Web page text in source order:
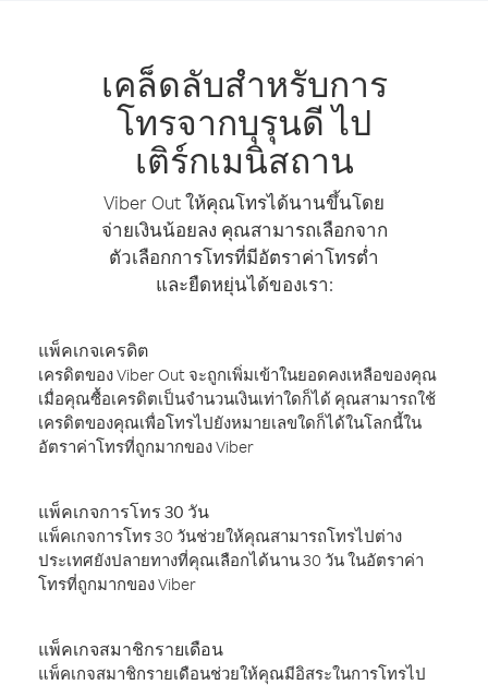
เคล็ดลับสำหรับการ
โทรจากบุรุนดี ไป
เติร์กเมนิสถาน
Viber Out ให้คุณโทรได้นานขึ้นโดย
จ่ายเงินน้อยลง คุณสามารถเลือกจาก
ตัวเลือกการโทรที่มีอัตราค่าโทรต่ำ
และยืดหยุ่นได้ของเรา:
แพ็คเกจเครดิต
เครดิตของ Viber Out จะถูกเพิ่มเข้าในยอดคงเหลือของคุณ
เมื่อคุณซื้อเครดิตเป็นจำนวนเงินเท่าใดก็ได้ คุณสามารถใช้
เครดิตของคุณเพื่อโทรไปยังหมายเลขใดก็ได้ในโลกนี้ใน
อัตราค่าโทรที่ถูกมากของ Viber
แพ็คเกจการโทร 30 วัน
แพ็คเกจการโทร 30 วันช่วยให้คุณสามารถโทรไปต่าง
ประเทศยังปลายทางที่คุณเลือกได้นาน 30 วัน ในอัตราค่า
โทรที่ถูกมากของ Viber
แพ็คเกจสมาชิกรายเดือน
แพ็คเกจสมาชิกรายเดือนช่วยให้คุณมีอิสระในการโทรไป